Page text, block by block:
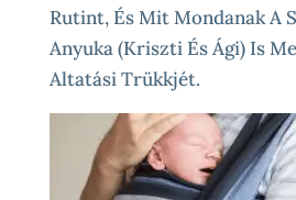
Rutint, És Mit Mondanak A
Anyuka (Kriszti És Ági) Is
Altatási Trükkjét.